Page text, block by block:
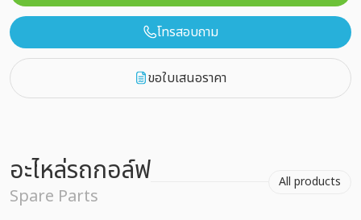
โทรสอบถาม
ขอใบเสนอราคา
อะไหล่รถกอล์ฟ
Spare Parts
All products